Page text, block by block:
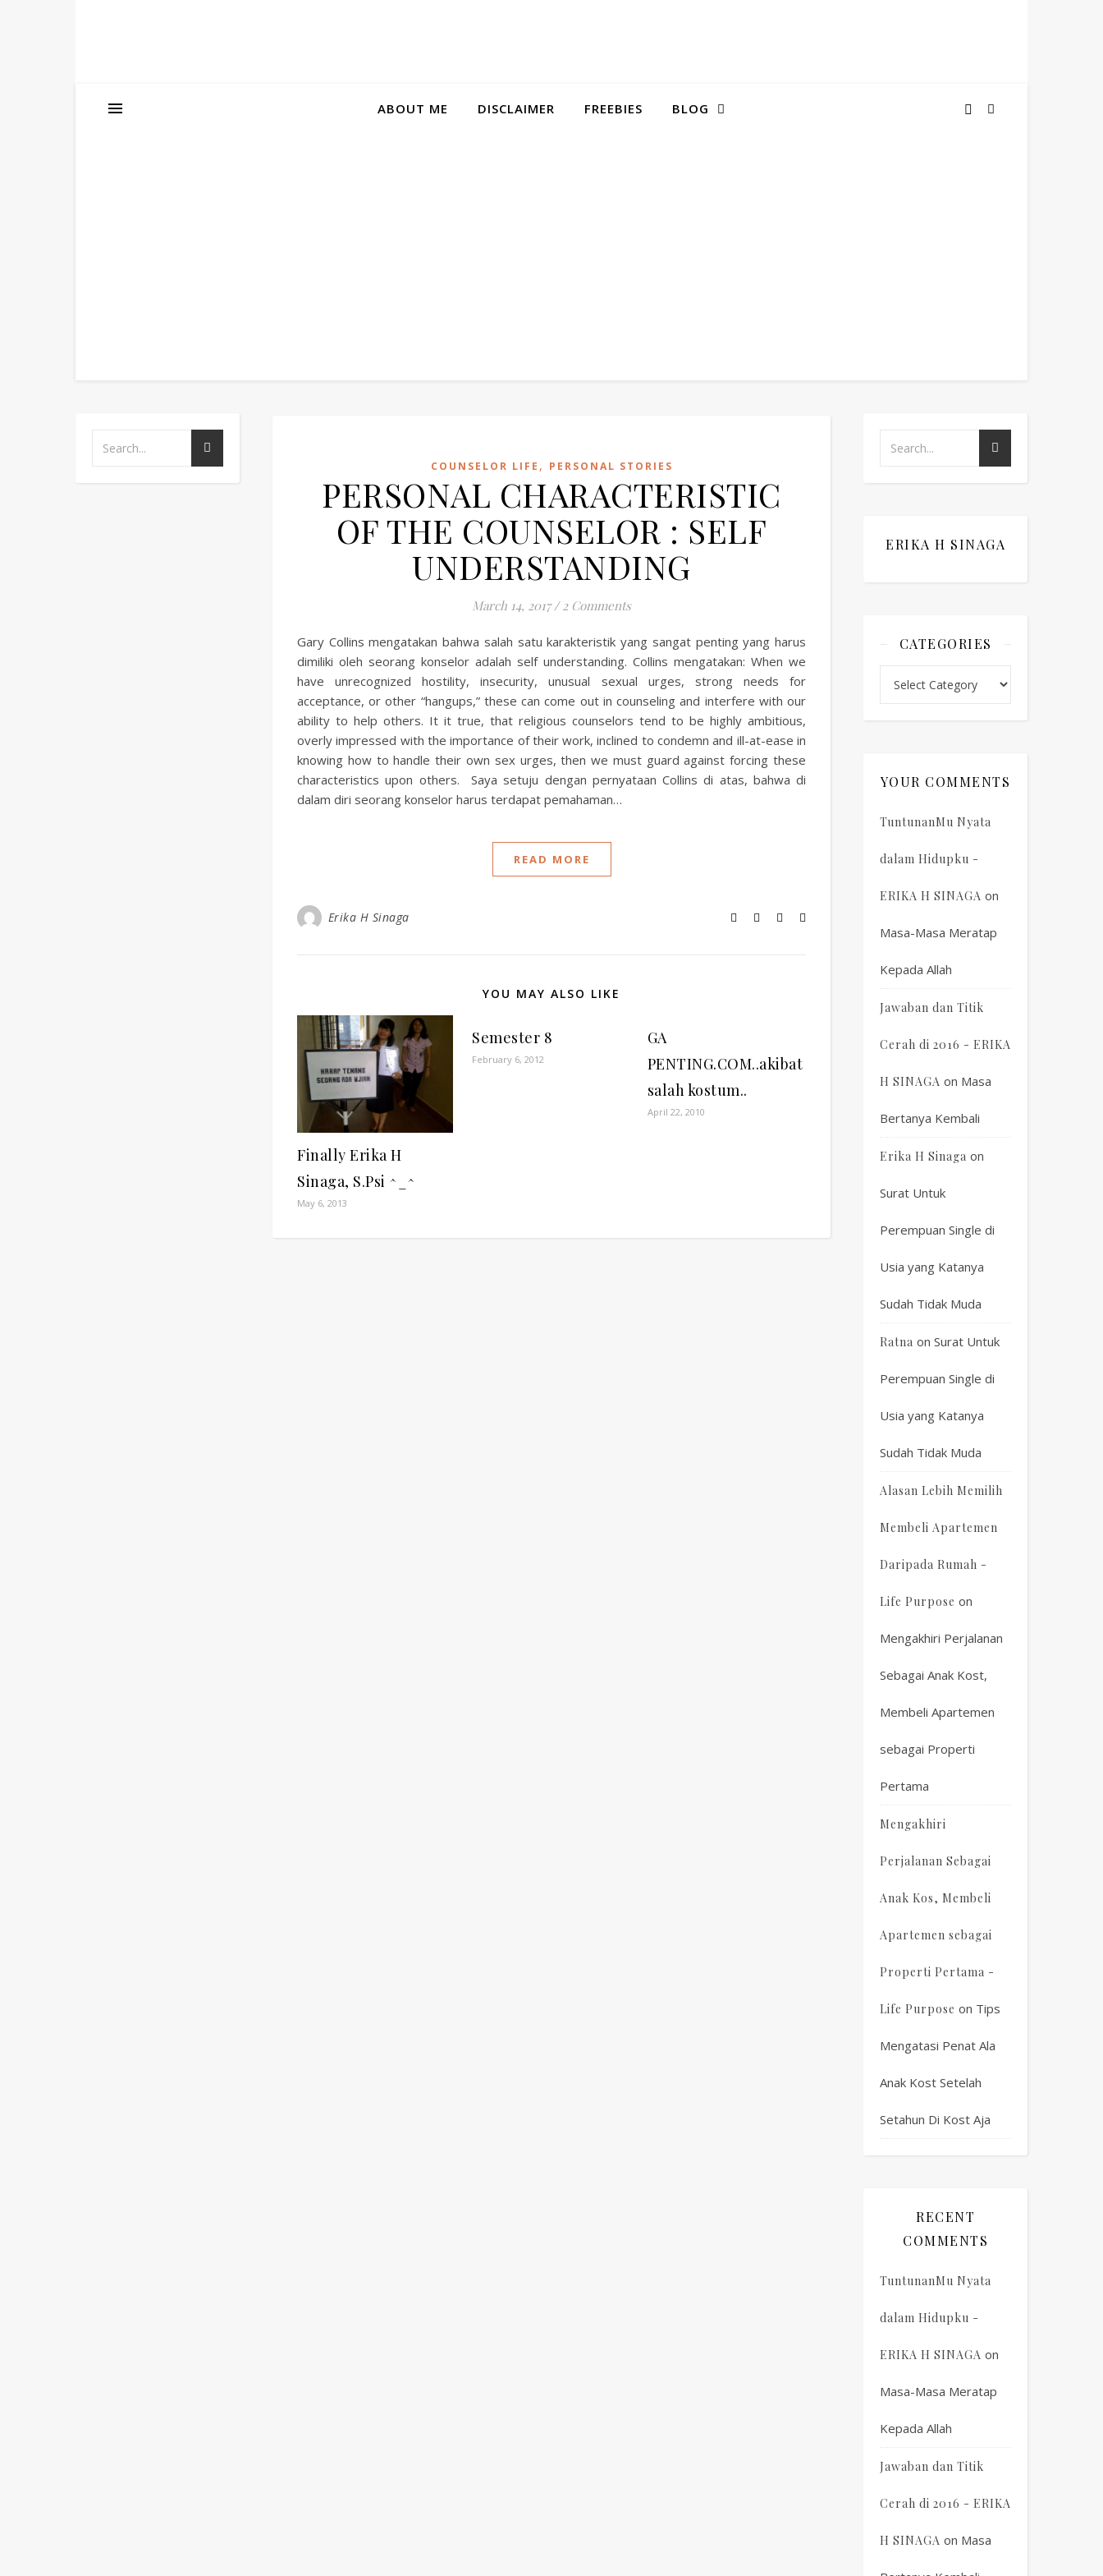
ABOUT ME DISCLAIMER FREEBIES BLOG
COUNSELOR LIFE , PERSONAL STORIES
PERSONAL CHARACTERISTIC
OF THE COUNSELOR : SELF
UNDERSTANDING
March 14, 2017 / 2 Comments
Gary Collins mengatakan bahwa salah satu karakteristik yang sangat penting yang harus
dimiliki oleh seorang konselor adalah self understanding. Collins mengatakan: When we
have unrecognized hostility, insecurity, unusual sexual urges, strong needs for
acceptance, or other “hangups,” these can come out in counseling and interfere with our
ability to help others. It it true, that religious counselors tend to be highly ambitious,
overly impressed with the importance of their work, inclined to condemn and ill-at-ease in
knowing how to handle their own sex urges, then we must guard against forcing these
characteristics upon others. Saya setuju dengan pernyataan Collins di atas, bahwa di
dalam diri seorang konselor harus terdapat pemahaman…
READ MORE
Erika H Sinaga
YOU MAY ALSO LIKE
Finally Erika H
Sinaga, S.Psi ^_^
May 6, 2013
Semester 8
February 6, 2012
GA
PENTING.COM..akibat
salah kostum..
April 22, 2010
ERIKA H SINAGA
CATEGORIES
YOUR COMMENTS
TuntunanMu Nyata
dalam Hidupku -
ERIKA H SINAGA on
Masa-Masa Meratap
Kepada Allah
Jawaban dan Titik
Cerah di 2016 - ERIKA
H SINAGA on Masa
Bertanya Kembali
Erika H Sinaga on
Surat Untuk
Perempuan Single di
Usia yang Katanya
Sudah Tidak Muda
Ratna on Surat Untuk
Perempuan Single di
Usia yang Katanya
Sudah Tidak Muda
Alasan Lebih Memilih
Membeli Apartemen
Daripada Rumah -
Life Purpose on
Mengakhiri Perjalanan
Sebagai Anak Kost,
Membeli Apartemen
sebagai Properti
Pertama
Mengakhiri
Perjalanan Sebagai
Anak Kos, Membeli
Apartemen sebagai
Properti Pertama -
Life Purpose on Tips
Mengatasi Penat Ala
Anak Kost Setelah
Setahun Di Kost Aja
RECENT
COMMENTS
TuntunanMu Nyata
dalam Hidupku -
ERIKA H SINAGA on
Masa-Masa Meratap
Kepada Allah
Jawaban dan Titik
Cerah di 2016 - ERIKA
H SINAGA on Masa